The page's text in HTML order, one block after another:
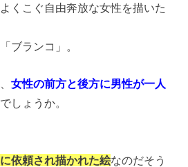
くこぐ自由奔放な女性を描いた
ブランコ」。
女性の前方と後方に男性が一人
しょうか。
依頼され描かれた絵なのだそう